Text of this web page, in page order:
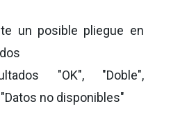
un posible pliegue en
"OK", "Doble",
no disponibles"